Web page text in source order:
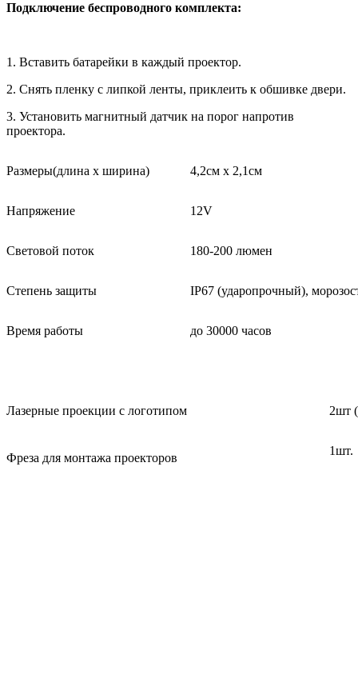
Подключение беспроводного комплекта:
1. Вставить батарейки в каждый проектор.
2. Снять пленку с липкой ленты, приклеить к обшивке двери.
3. Установить магнитный датчик на порог напротив
проектора.
Размеры(длина х ширина) 4,2см х 2,1см
Напряжение 12V
Световой поток 180-200 люмен
Степень защиты IP67 (ударопрочный),
Время работы до 30000 часов
Лазерные проекции с логотипом 2шт
Фреза для монтажа проекторов
1шт.